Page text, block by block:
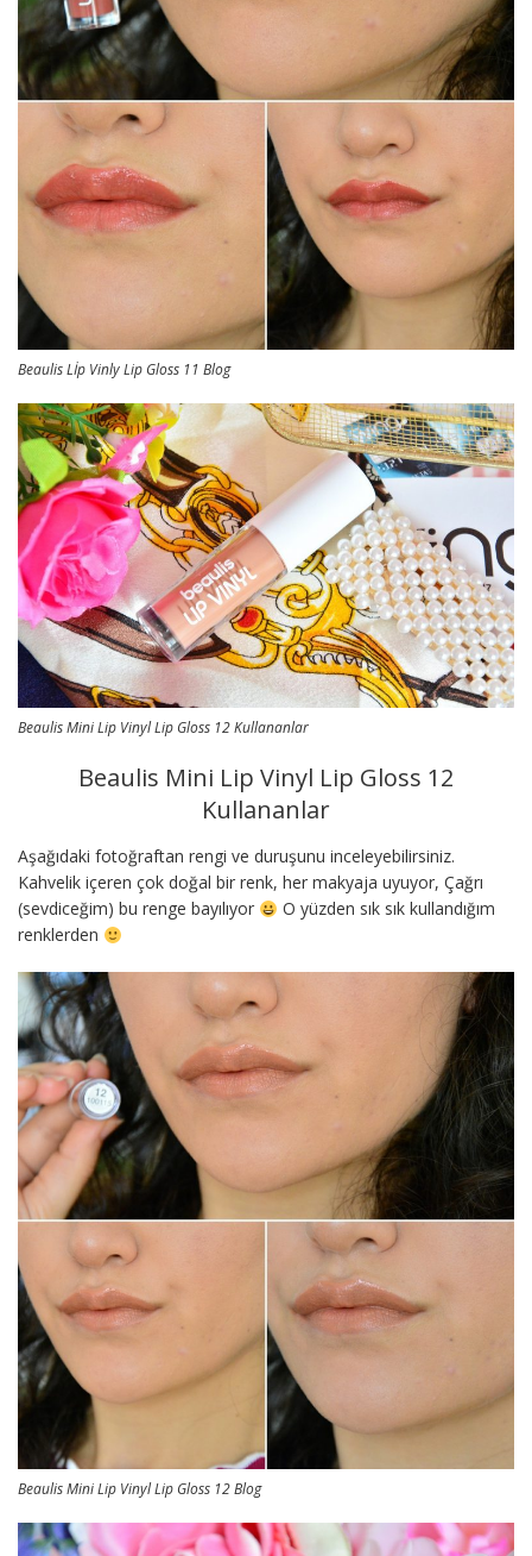
Beaulis Lİp Vinly Lip Gloss 11 Blog
Beaulis Mini Lip Vinyl Lip Gloss 12 Kullananlar
Beaulis Mini Lip Vinyl Lip Gloss 12
Kullananlar
Aşağıdaki fotoğraftan rengi ve duruşunu inceleyebilirsiniz.
Kahvelik içeren çok doğal bir renk, her makyaja uyuyor, Çağrı
(sevdiceğim) bu renge bayılıyor
O yüzden sık sık kullandığım
renklerden
Beaulis Mini Lip Vinyl Lip Gloss 12 Blog